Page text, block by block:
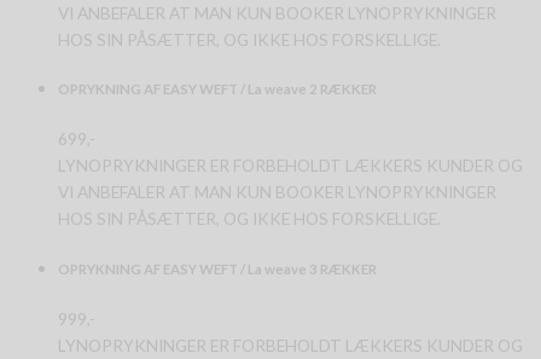
VI ANBEFALER AT MAN KUN BOOKER LYNOPRYKNINGER
HOS SIN PÅSÆTTER, OG IKKE HOS FORSKELLIGE.
OPRYKNING AF EASY WEFT / La weave 2 RÆKKER
699,-
LYNOPRYKNINGER ER FORBEHOLDT LÆKKERS KUNDER OG
VI ANBEFALER AT MAN KUN BOOKER LYNOPRYKNINGER
HOS SIN PÅSÆTTER, OG IKKE HOS FORSKELLIGE.
OPRYKNING AF EASY WEFT / La weave 3 RÆKKER
999,-
LYNOPRYKNINGER ER FORBEHOLDT LÆKKERS KUNDER OG